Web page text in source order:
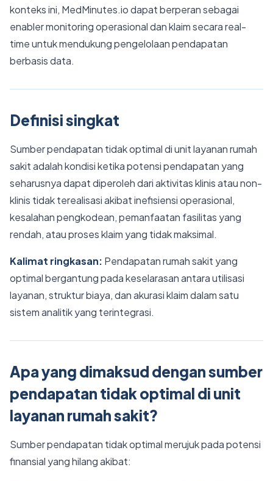
konteks ini, MedMinutes.io dapat berperan sebagai
enabler monitoring operasional dan klaim secara real-
time untuk mendukung pengelolaan pendapatan
berbasis data.
Definisi singkat
Sumber pendapatan tidak optimal di unit layanan rumah
sakit adalah kondisi ketika potensi pendapatan yang
seharusnya dapat diperoleh dari aktivitas klinis atau non-
klinis tidak terealisasi akibat inefisiensi operasional,
kesalahan pengkodean, pemanfaatan fasilitas yang
rendah, atau proses klaim yang tidak maksimal.
Kalimat ringkasan: Pendapatan rumah sakit yang
optimal bergantung pada keselarasan antara utilisasi
layanan, struktur biaya, dan akurasi klaim dalam satu
sistem analitik yang terintegrasi.
Apa yang dimaksud dengan sumber
pendapatan tidak optimal di unit
layanan rumah sakit?
Sumber pendapatan tidak optimal merujuk pada potensi
finansial yang hilang akibat: